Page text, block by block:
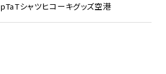
pTaTシャツヒコーキグッズ空港